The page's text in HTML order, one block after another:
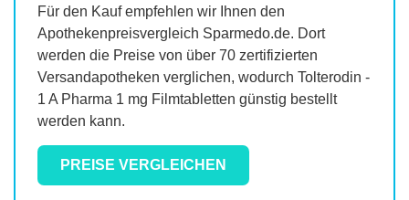
Für den Kauf empfehlen wir Ihnen den
Apothekenpreisvergleich Sparmedo.de. Dort
werden die Preise von über 70 zertifizierten
Versandapotheken verglichen, wodurch Tolterodin -
1 A Pharma 1 mg Filmtabletten günstig bestellt
werden kann.
PREISE VERGLEICHEN